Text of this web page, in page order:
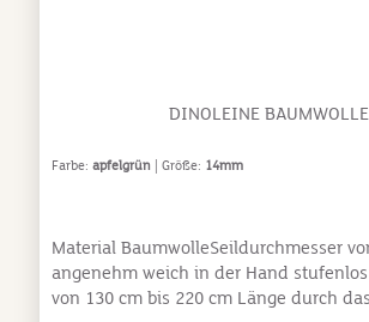
DINOLEINE BAUMWOLLE
Farbe: apfelgrün | Größe: 14mm
Material BaumwolleSeildurchmesser
angenehm weich in der Hand
von 130 cm bis 220 cm Länge durch